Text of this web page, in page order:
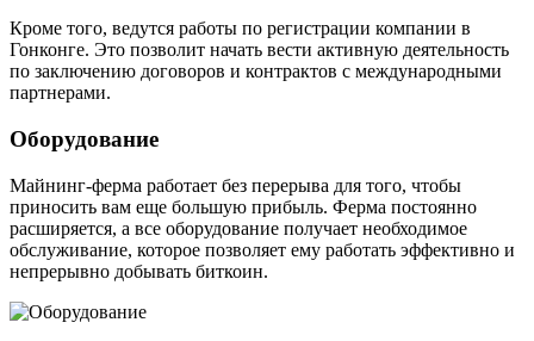
Кроме того, ведутся работы по регистрации компании в
Гонконге. Это позволит начать вести активную деятельность
по заключению договоров и контрактов с международными
партнерами.
Оборудование
Майнинг-ферма работает без перерыва для того, чтобы
приносить вам еще большую прибыль. Ферма постоянно
расширяется, а все оборудование получает необходимое
обслуживание, которое позволяет ему работать эффективно и
непрерывно добывать биткоин.